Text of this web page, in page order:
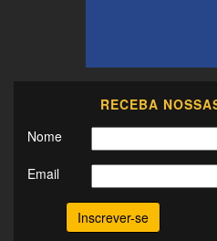
RECEBA
Nome
Email
Inscrever-se